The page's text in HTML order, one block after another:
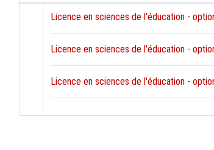
Licence en sciences de l'éducation -
Licence en sciences de l'éducation -
Licence en sciences de l'éducation -